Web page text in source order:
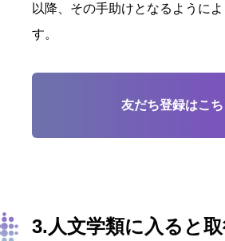
以降、その手助けとなるように
す。
友だち登録はこち
3.人文学類に入ると